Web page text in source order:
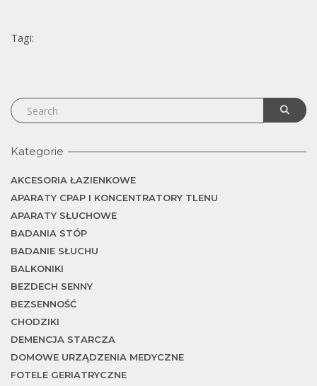
Tagi:
Kategorie
AKCESORIA ŁAZIENKOWE
APARATY CPAP I KONCENTRATORY TLENU
APARATY SŁUCHOWE
BADANIA STÓP
BADANIE SŁUCHU
BALKONIKI
BEZDECH SENNY
BEZSENNOŚĆ
CHODZIKI
DEMENCJA STARCZA
DOMOWE URZĄDZENIA MEDYCZNE
FOTELE GERIATRYCZNE